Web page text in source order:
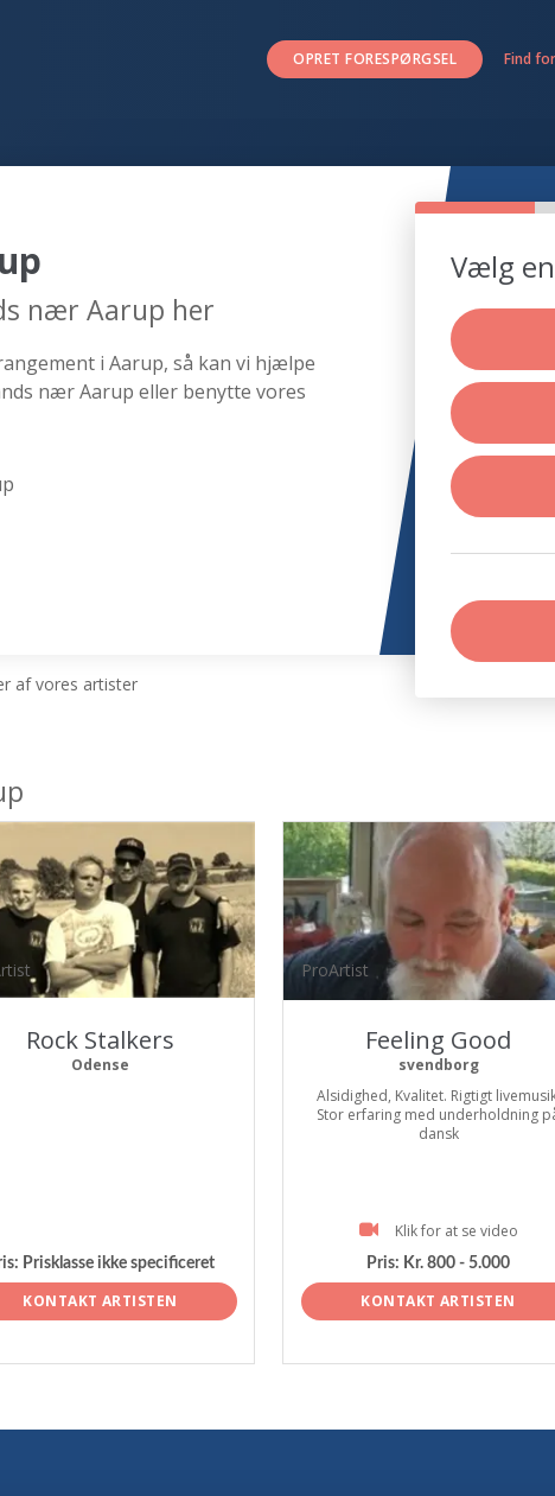
OPRET FORESPØRGSEL Find
nær Aarup her
i Aarup, så kan vi hjælpe
nær Aarup eller benytte vores
Vælg
af vores artister
Rock Stalkers
Odense
Prisklasse ikke specificeret
KONTAKT ARTISTEN
ProArtist
Feeling Good
svendborg
Alsidighed, Kvalitet. Rigtigt
Stor erfaring med underholdning
dansk
Klik for at se video
Pris: Kr. 800 - 5.000
KONTAKT ARTISTEN